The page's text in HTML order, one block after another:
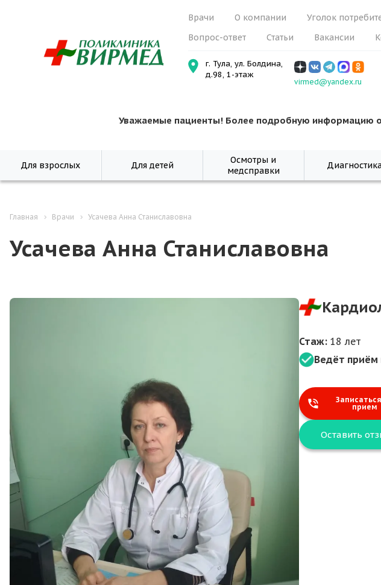
Врачи О компании Уголок
Вопрос-ответ
Статьи Вакансии
г. Тула, ул. Болдина,
д.98, 1-этаж
virmed@yandex.ru
Уважаемые пациенты! Более подробную информацию о
Для взрослых Для детей
Осмотры и
медсправки
Главная Врачи Усачева Анна Станиславовна
Усачева Анна Станиславовна
Стаж: 18 лет
Ведёт приём
прием
Оставить